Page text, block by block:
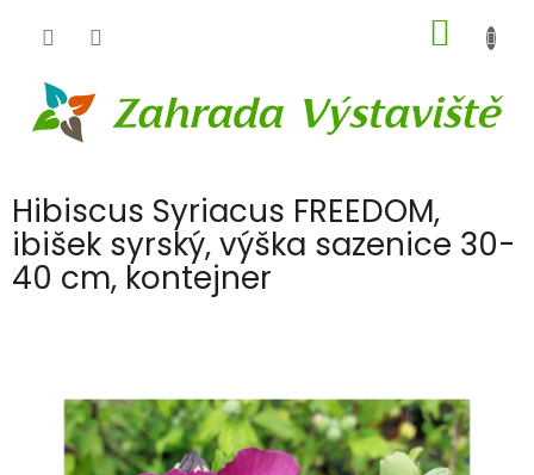
KOŠÍK
Hibiscus Syriacus FREEDOM,
ibišek syrský, výška sazenice 30-
40 cm, kontejner